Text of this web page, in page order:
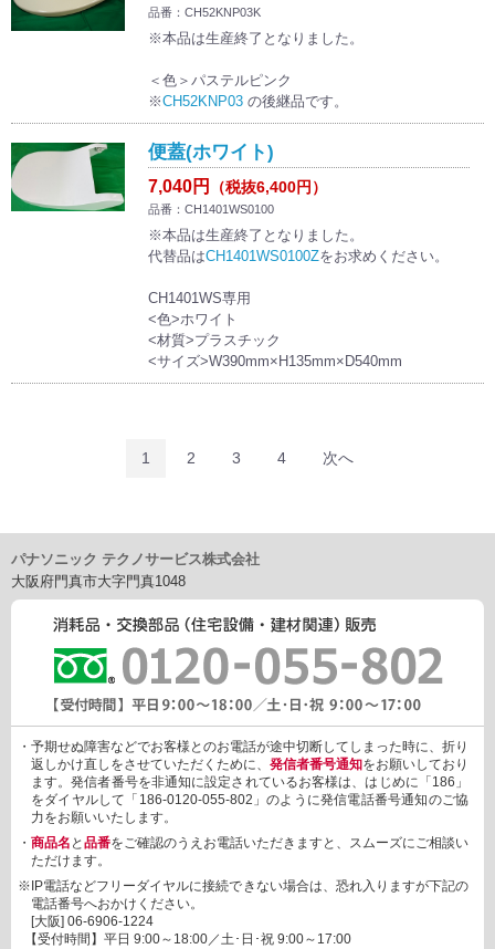
品番：CH52KNP03K
※本品は生産終了となりました。
＜色＞パステルピンク
※CH52KNP03の後継品です。
便蓋(ホワイト)
7,040円 （税抜6,400円）
品番：CH1401WS0100
※本品は生産終了となりました。
代替品はCH1401WS0100Zをお求めください。
CH1401WS専用
<色>ホワイト
<材質>プラスチック
<サイズ>W390mm×H135mm×D540mm
1 2 3 4 次へ
パナソニック テクノサービス株式会社
大阪府門真市大字門真1048
・予期せぬ障害などでお客様とのお電話が途中切断してしまった時に、折り
返しかけ直しをさせていただくために、 発信者番号通知をお願いしており
ます。発信者番号を非通知に設定されているお客様は、はじめに「186」
をダイヤルして「186-0120-055-802」のように発信電話番号通知のご協
力をお願いいたします。
・ 商品名 と 品番をご確認のうえお電話いただきますと、スムーズにご相談い
ただけます。
※IP電話などフリーダイヤルに接続できない場合は、恐れ入りますが下記の
電話番号へおかけください。
[大阪] 06-6906-1224
【受付時間】平日 9:00～18:00／土･日･祝 9:00～17:00